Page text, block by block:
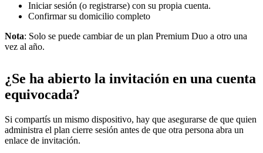
Iniciar sesión (o registrarse) con su propia cuenta.
Confirmar su domicilio completo
Nota: Solo se puede cambiar de un plan Premium Duo a otro una
vez al año.
¿Se ha abierto la invitación en una cuenta
equivocada?
Si compartís un mismo dispositivo, hay que asegurarse de que quien
administra el plan cierre sesión antes de que otra persona abra un
enlace de invitación.